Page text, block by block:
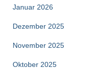
Januar 2026
Dezember 2025
November 2025
Oktober 2025